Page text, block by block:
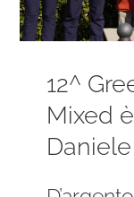
12^
Mixed